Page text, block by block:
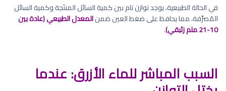
في الحالة الطبيعية، يوجد توازن تام بين كمية السائل المنتَجة وكمية السائل
المُصرَّفة، مما يحافظ على ضغط العين ضمنالمعدل الطبيعي (عادة بين
10-21 ملم زئبقي)
.
السبب المباشر للماء الأزرق: عندما